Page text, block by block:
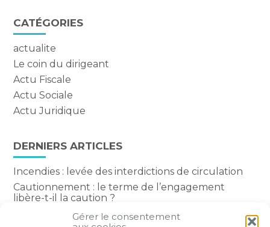
Gérer le consentement
CATÉGORIES
actualite
Le coin du dirigeant
Actu Fiscale
Actu Sociale
Actu Juridique
DERNIERS ARTICLES
Incendies : levée des interdictions de circulation
Cautionnement : le terme de l’engagement
libère-t-il la caution ?
Transport fluvial de marchandises : une aide
financière bienvenue